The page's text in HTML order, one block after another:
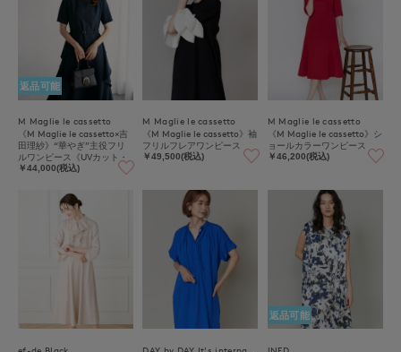
返品可能
M Maglie le cassetto
《M Maglie le cassetto×吉
田理紗》“華やぎ”主役フリ
ルワンピース《UVカット・
吸水速乾》
￥44,000(税込)
M Maglie le cassetto
《M Maglie le cassetto》袖
フリルフレアワンピース
￥49,500(税込)
M Maglie le cassetto
《M Maglie le cassetto》シ
ョールカラーワンピース
￥46,200(税込)
ef-de Black
返品可能
INED